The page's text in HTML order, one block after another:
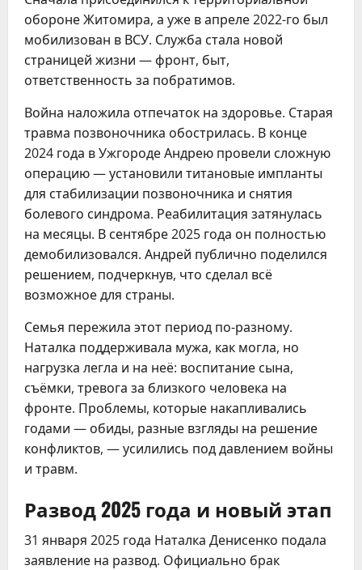
обороне Житомира, а уже в апреле 2022-го был
мобилизован в ВСУ. Служба стала новой
страницей жизни — фронт, быт,
ответственность за побратимов.
Война наложила отпечаток на здоровье. Старая
травма позвоночника обострилась. В конце
2024 года в Ужгороде Андрею провели сложную
операцию — установили титановые импланты
для стабилизации позвоночника и снятия
болевого синдрома. Реабилитация затянулась
на месяцы. В сентябре 2025 года он полностью
демобилизовался. Андрей публично поделился
решением, подчеркнув, что сделал всё
возможное для страны.
Семья пережила этот период по-разному.
Наталка поддерживала мужа, как могла, но
нагрузка легла и на неё: воспитание сына,
съёмки, тревога за близкого человека на
фронте. Проблемы, которые накапливались
годами — обиды, разные взгляды на решение
конфликтов, — усилились под давлением войны
и травм.
Развод 2025 года и новый этап
31 января 2025 года Наталка Денисенко подала
заявление на развод. Официально брак